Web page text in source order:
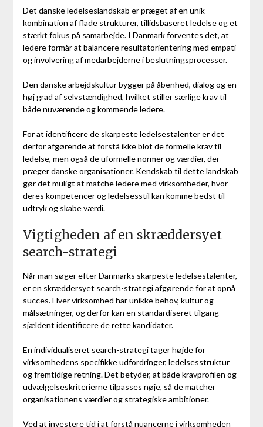
Det danske ledelseslandskab er præget af en unik
kombination af flade strukturer, tillidsbaseret ledelse og et
stærkt fokus på samarbejde. I Danmark forventes det, at
ledere formår at balancere resultatorientering med empati
og involvering af medarbejderne i beslutningsprocesser.
Den danske arbejdskultur bygger på åbenhed, dialog og en
høj grad af selvstændighed, hvilket stiller særlige krav til
både nuværende og kommende ledere.
For at identificere de skarpeste ledelsestalenter er det
derfor afgørende at forstå ikke blot de formelle krav til
ledelse, men også de uformelle normer og værdier, der
præger danske organisationer. Kendskab til dette landskab
gør det muligt at matche ledere med virksomheder, hvor
deres kompetencer og ledelsesstil kan komme bedst til
udtryk og skabe værdi.
Vigtigheden af en skræddersyet
search-strategi
Når man søger efter Danmarks skarpeste ledelsestalenter,
er en skræddersyet search-strategi afgørende for at opnå
succes. Hver virksomhed har unikke behov, kultur og
målsætninger, og derfor kan en standardiseret tilgang
sjældent identificere de rette kandidater.
En individualiseret search-strategi tager højde for
virksomhedens specifikke udfordringer, ledelsesstruktur
og fremtidige retning. Det betyder, at både kravprofilen og
udvælgelseskriterierne tilpasses nøje, så de matcher
organisationens værdier og strategiske ambitioner.
Ved at investere tid i at forstå nuancerne i virksomheden